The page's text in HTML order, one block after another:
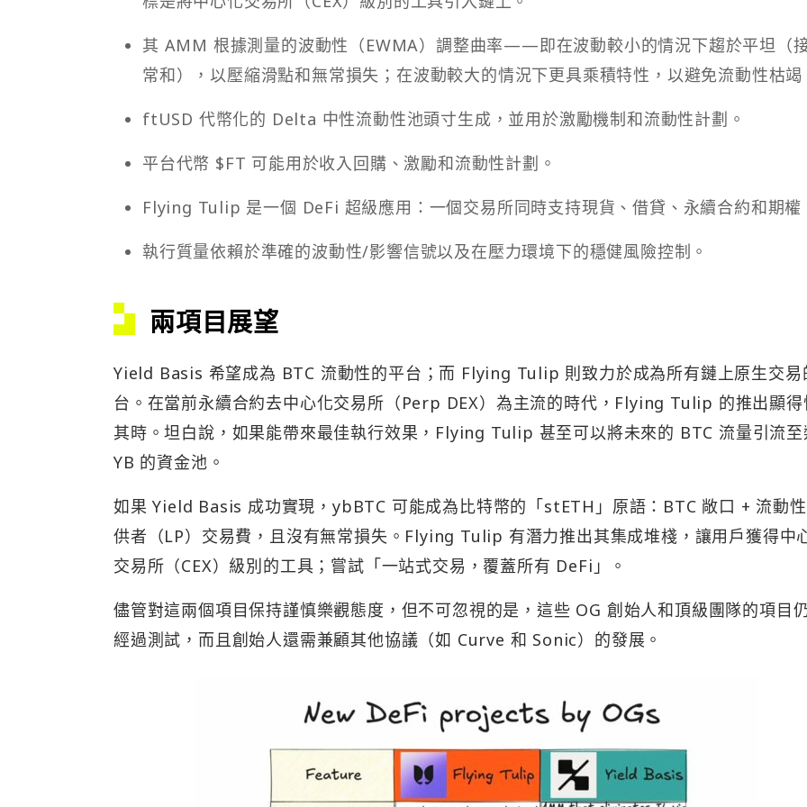
其 AMM 根據測量的波動性（EWMA）調整曲率——即在波動較小的情況下趨於平坦（
常和），以壓縮滑點和無常損失；在波動較大的情況下更具乘積特性，以避免流動性枯竭
ftUSD 代幣化的 Delta 中性流動性池頭寸生成，並用於激勵機制和流動性計劃。
平台代幣 $FT 可能用於收入回購、激勵和流動性計劃。
Flying Tulip 是一個 DeFi 超級應用：一個交易所同時支持現貨、借貸、永續合約和期權
執行質量依賴於準確的波動性/影響信號以及在壓力環境下的穩健風險控制。
兩項目展望
Yield Basis 希望成為 BTC 流動性的平台；而 Flying Tulip 則致力於成為所有鏈上原生交易
台。在當前永續合約去中心化交易所（Perp DEX）為主流的時代，Flying Tulip 的推出顯得
其時。坦白說，如果能帶來最佳執行效果，Flying Tulip 甚至可以將未來的 BTC 流量引流至
YB 的資金池。
如果 Yield Basis 成功實現，ybBTC 可能成為比特幣的「stETH」原語：BTC 敞口 + 流動
供者（LP）交易費，且沒有無常損失。Flying Tulip 有潛力推出其集成堆棧，讓用戶獲得中
交易所（CEX）級別的工具；嘗試「一站式交易，覆蓋所有 DeFi」。
儘管對這兩個項目保持謹慎樂觀態度，但不可忽視的是，這些 OG 創始人和頂級團隊的項目
經過測試，而且創始人還需兼顧其他協議（如 Curve 和 Sonic）的發展。